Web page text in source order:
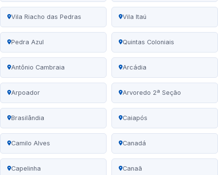
Vila Riacho das Pedras Vila Itaú
Pedra Azul Quintas Coloniais
Antônio Cambraia Arcádia
Arpoador Arvoredo 2ª Seção
Brasilândia Caiapós
Camilo Alves Canadá
Capelinha Canaã